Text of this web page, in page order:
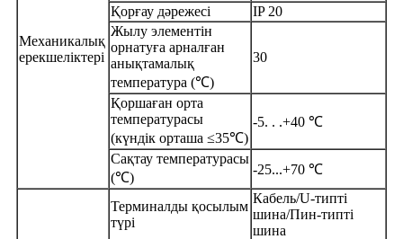
Механикалық
ерекшеліктері
Қорғау дәрежесі
IP 20
Жылу элементін
орнатуға арналған
анықтамалық
температура (℃)
30
Қоршаған орта
температурасы
(күндік орташа ≤35℃)
-5. . .+40 ℃
Сақтау температурасы
(℃)
-25...+70 ℃
Терминалды қосылым
түрі
Кабель/U-типті
шина/Пин-типті
шина